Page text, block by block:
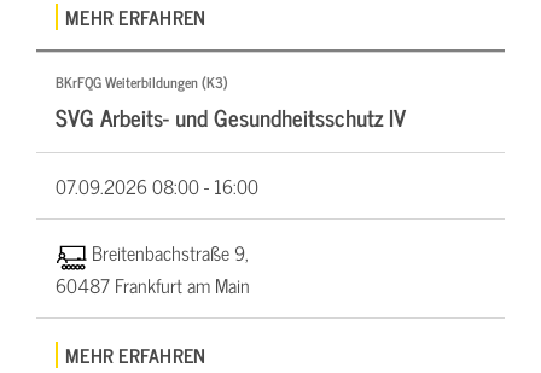
MEHR ERFAHREN
BKrFQG Weiterbildungen (K3)
SVG Arbeits- und Gesundheitsschutz IV
07.09.202608:00 - 16:00
Breitenbachstraße 9,
60487 Frankfurt am Main
MEHR ERFAHREN